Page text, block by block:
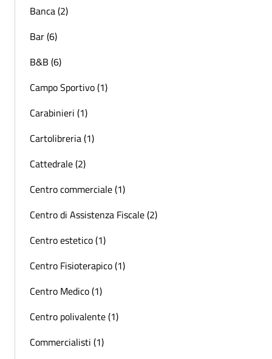
Banca (2)
Bar (6)
B&B (6)
Campo Sportivo (1)
Carabinieri (1)
Cartolibreria (1)
Cattedrale (2)
Centro commerciale (1)
Centro di Assistenza Fiscale (2)
Centro estetico (1)
Centro Fisioterapico (1)
Centro Medico (1)
Centro polivalente (1)
Commercialisti (1)